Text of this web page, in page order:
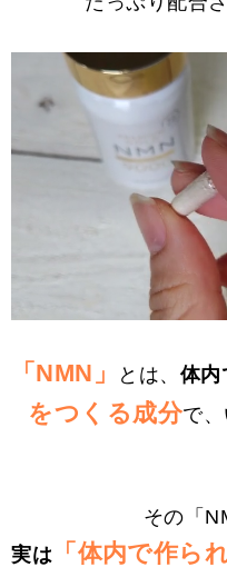
「NMN」 とは、 体内
をつくる成分で
その「
実は
「体内で作ら